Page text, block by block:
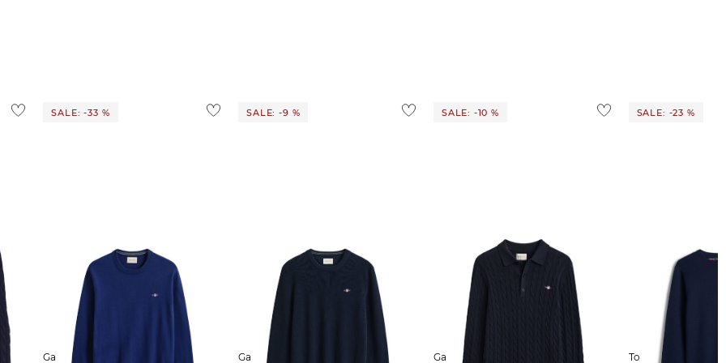
Ausland findest duhier
SALE: -33 %
Gant | Herren Pullover aus
SALE: -9 % SALE: -10 %
Gant | Herren Pullover mit
SALE: -23 %
Tommy Hilfiger | Herren Pullover